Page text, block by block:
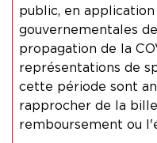
public, en application
gouvernementales
propagation de la
représentations de
cette période sont
rapprocher de la
remboursement ou